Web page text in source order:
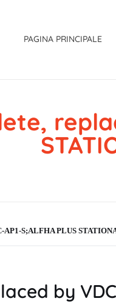
PAGINA PRINCIPALE
AP1-S;ALFHA PLUS
by